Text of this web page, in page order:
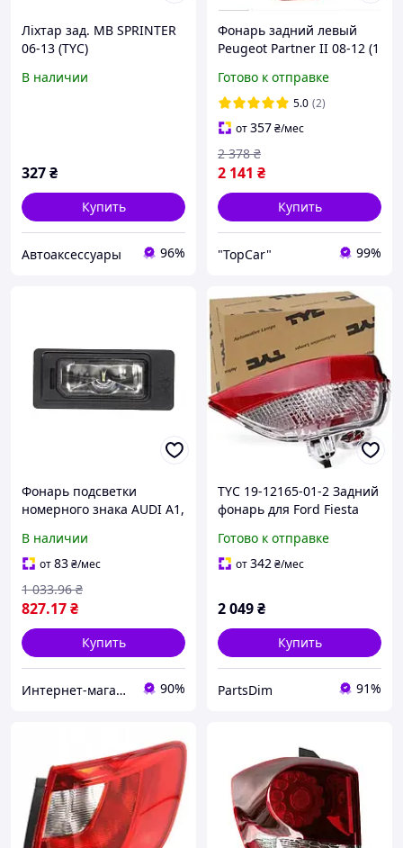
Ліхтар зад. MB SPRINTER
06-13 (TYC)
В наличии
327₴
Купить
Автоаксессуары 96%
Фонарь задний левый
Peugeot Partner II 08-12 (1
Готово к отправке
5.0 (2)
от357₴/мес
2 141 ₴
2 378 ₴
Купить
"TopCar" 99%
Фонарь подсветки
номерного знака AUDI A1,
SEAT ATECA; SKODA FABIA,
KODIAQ, OCTAVIA,
В наличии
от83₴/мес
827.17₴
1 033.96 ₴
Купить
Интернет-магазин Prokuzov 90%
TYC 19-12165-01-2 Задний
фонарь для Ford Fiesta
Готово к отправке
от342₴/мес
2 049₴
Купить
PartsDim 91%